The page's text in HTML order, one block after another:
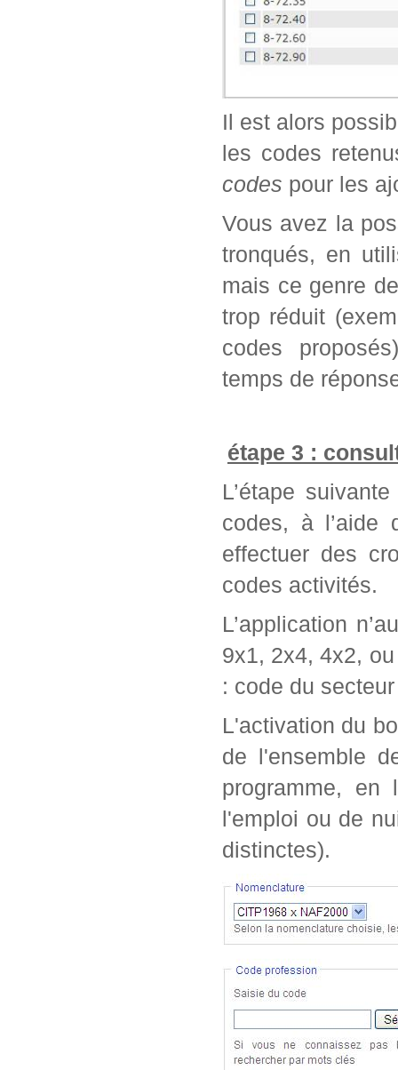
Il est alors
les codes
codes pour les
Vous avez la
tronqués, en
mais ce genre
trop réduit
codes
temps de
étape 3 :
L’étape
codes, à l’aide
effectuer des
codes activités.
L’application
9x1, 2x4, 4x2,
: code du
L'activation du
de l'ensemble
programme, en
l'emploi ou de
distinctes).